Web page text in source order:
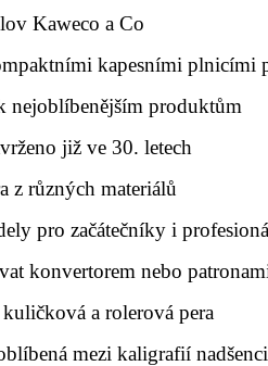
Kaweco a Co
kapesními plnicími
nejoblíbenějším produktům
již ve 30. letech
z různých materiálů
pro začátečníky i
konvertorem nebo
a rolerová pera
mezi kaligrafií nadšenci